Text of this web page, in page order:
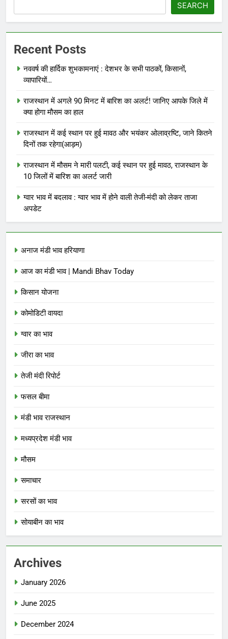
SEARCH
Recent Posts
नववर्ष की हार्दिक शुभकामनाएं : देशभर के सभी पाठकों, किसानों,
व्यापारियों…
राजस्थान में अगले 90 मिनट में बारिश का अलर्ट! जानिए आपके जिले में
क्या होगा मौसम का हाल
राजस्थान में कई स्थान पर हुई मावठ और भयंकर ओलाव्रष्टि, जाने कितने
दिनों तक रहेगा(आड़म)
राजस्थान में मौसम ने मारी पलटी, कई स्थान पर हुई मावठ, राजस्थान के
10 जिलों में बारिश का अलर्ट जारी
ग्वार भाव में बदलाव : ग्वार भाव में होने वाली तेजी-मंदी को लेकर ताजा
अपडेट
अनाज मंडी भाव हरियाणा
आज का मंडी भाव | Mandi Bhav Today
किसान योजना
कोमोडिटी वायदा
ग्वार का भाव
जीरा का भाव
तेजी मंदी रिपोर्ट
फसल बीमा
मंडी भाव राजस्थान
मध्यप्रदेश मंडी भाव
मौसम
समाचार
सरसों का भाव
सोयाबीन का भाव
Archives
January 2026
June 2025
December 2024